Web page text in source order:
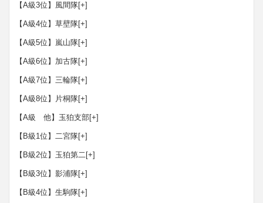
【A級3位】風間隊[+]
【A級4位】草壁隊[+]
【A級5位】嵐山隊[+]
【A級6位】加古隊[+]
【A級7位】三輪隊[+]
【A級8位】片桐隊[+]
【A級 他】玉狛支部[+]
【B級1位】二宮隊[+]
【B級2位】玉狛第二[+]
【B級3位】影浦隊[+]
【B級4位】生駒隊[+]